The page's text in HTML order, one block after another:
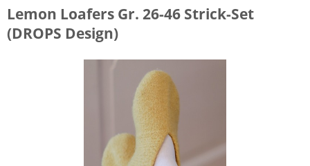
Lemon Loafers Gr. 26-46 Strick-Set
(DROPS Design)